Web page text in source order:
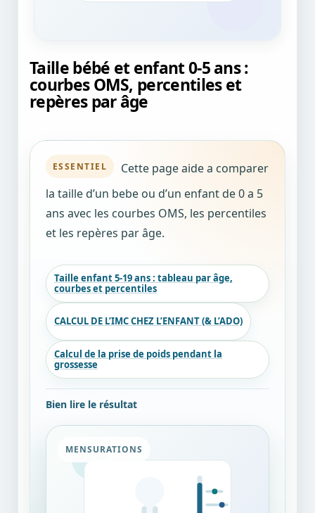
Taille bébé et enfant 0-5 ans :
courbes OMS, percentiles et
repères par âge
ESSENTIEL
Cette page aide a comparer
la taille d’un bebe ou d’un enfant de 0 a 5
ans avec les courbes OMS, les percentiles
et les repères par âge.
Taille enfant 5-19 ans : tableau par âge,
courbes et percentiles
CALCUL DE L’IMC CHEZ L’ENFANT (& L’ADO)
Calcul de la prise de poids pendant la
grossesse
Bien lire le résultat
MENSURATIONS